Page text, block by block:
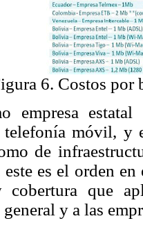
6. Costos por
empresa
telefonía móvil, y
de
es el orden en
cobertura que
y a las